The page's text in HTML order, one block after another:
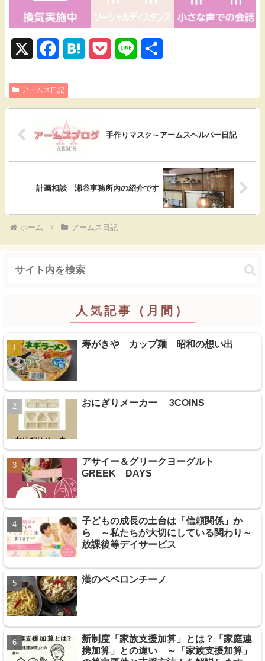
c
e
b
e
n
k
e
e
アームス日記
手作りマスク～アームスヘルパー日記
計画相談 瀬谷事務所内の紹介です
ホーム アームス日記
人気記事（月間）
寿がきや カップ麺 昭和の想い出
おにぎりメーカー 3COINS
アサイー＆グリークヨーグルト
GREEK DAYS
子どもの成長の土台は「信頼関係」か
ら ～私たちが大切にしている関わり～
放課後等デイサービス
漢のペペロンチーノ
新制度「家族支援加算」とは？「家庭連
携加算」との違い ～「家族支援加算」